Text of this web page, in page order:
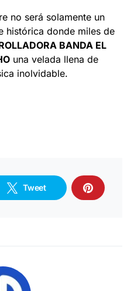
no será solamente un
histórica donde miles de
BANDA EL
una velada llena de
inolvidable.
Tweet